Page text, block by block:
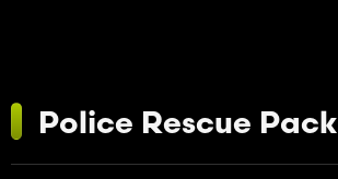
Police Rescue Pack